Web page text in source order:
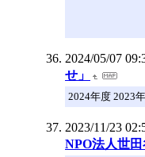
2024/05/07
せ」
2024年度 2023
2023/11/23
NPO法人世